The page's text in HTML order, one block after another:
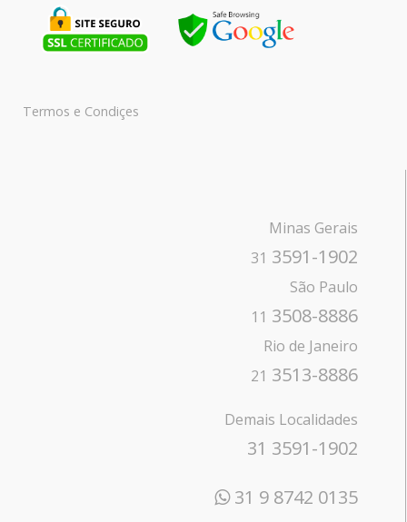
Termos e Condiçes
Minas Gerais
31 3591-1902
São Paulo
11 3508-8886
Rio de Janeiro
21 3513-8886
Demais Localidades
31 3591-1902
31 9 8742 0135